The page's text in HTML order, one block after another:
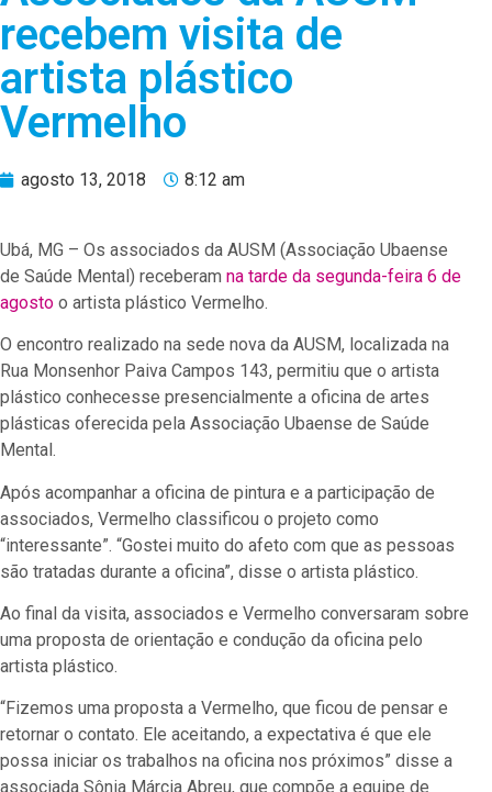
recebem visita de
artista plástico
Vermelho
agosto 13, 2018 8:12 am
Ubá, MG – Os associados da AUSM (Associação Ubaense
de Saúde Mental) receberam na tarde da segunda-feira 6 de
agosto o artista plástico Vermelho.
O encontro realizado na sede nova da AUSM, localizada na
Rua Monsenhor Paiva Campos 143, permitiu que o artista
plástico conhecesse presencialmente a oficina de artes
plásticas oferecida pela Associação Ubaense de Saúde
Mental.
Após acompanhar a oficina de pintura e a participação de
associados, Vermelho classificou o projeto como
“interessante”. “Gostei muito do afeto com que as pessoas
são tratadas durante a oficina”, disse o artista plástico.
Ao final da visita, associados e Vermelho conversaram sobre
uma proposta de orientação e condução da oficina pelo
artista plástico.
“Fizemos uma proposta a Vermelho, que ficou de pensar e
retornar o contato. Ele aceitando, a expectativa é que ele
possa iniciar os trabalhos na oficina nos próximos” disse a
associada Sônia Márcia Abreu, que compõe a equipe de